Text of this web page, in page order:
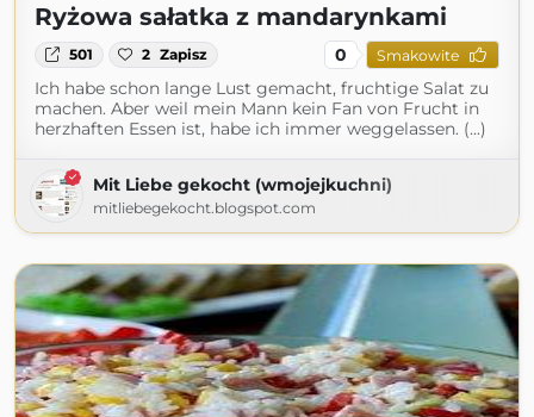
Ryżowa sałatka z mandarynkami
501 2 Zapisz 0 Smakowite
Ich habe schon lange Lust gemacht, fruchtige Salat zu
machen. Aber weil mein Mann kein Fan von Frucht in
herzhaften Essen ist, habe ich immer weggelassen. (...)
Mit Liebe gekocht (wmojejkuchni)
mitliebegekocht.blogspot.com